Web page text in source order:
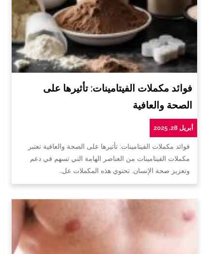
فوائد مكملات الفيتامينات: تأثيرها على
الصحة والعافية
أبريل 28, 2025
فوائد مكملات الفيتامينات: تأثيرها على الصحة والعافية تعتبر
مكملات الفيتامينات من العناصر الهامة التي تسهم في دعم
وتعزيز صحة الإنسان. تحتوي هذه المكملات عل…